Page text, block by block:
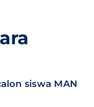
siswa MAN